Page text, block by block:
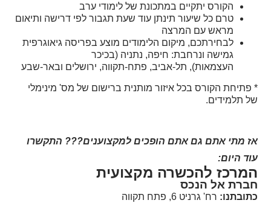
הקורס יתקיים במתכונת של לימודי ערב
טרם כל שיעור תינתן עוד שעת תגבור לפי דרישה ותיאום
מראש עם המרצה
לבחירתכם, מיקום הלימודים מוצע בפריסה גיאוגרפית
גמישה ונרחבת: חיפה, נתניה (בכיכר
העצמאות), תל-אביב, פתח-תקווה, ירושלים ובאר-שבע
* פתיחת הקורס בכל איזור מותנית ברישום של מס' מינימלי
של תלמידים.
אז מתי אתם גם אתם הופכים למקצוענים??? התקשרו
עוד היום:
המרכז להכשרה מקצועית
חברת אל הנכס
כתובתנו: רח' גרניט 6, פתח תקווה